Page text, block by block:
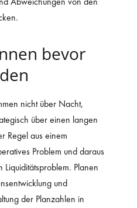
bevor
nicht über Nacht,
über einen langen
Regel aus einem
Problem und daraus
Planen
und
der Planzahlen in